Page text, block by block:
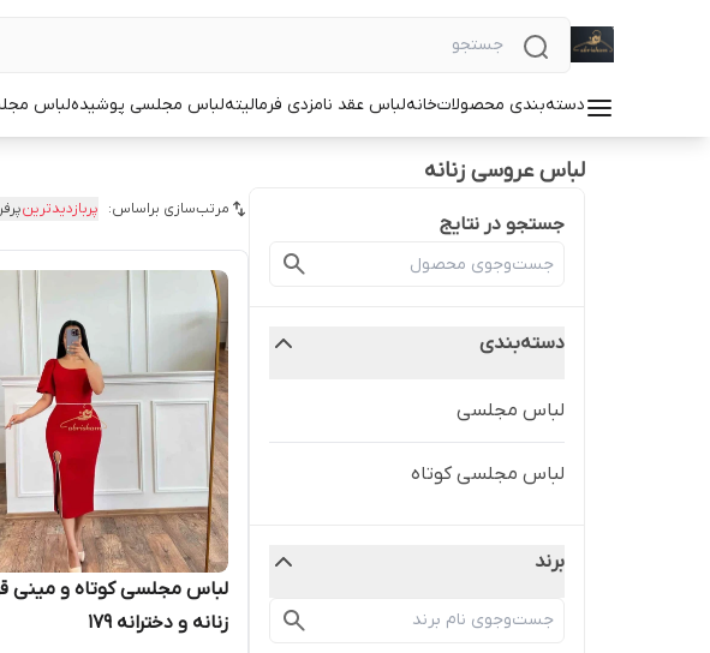
دسته‌بندی محصولاتخانهلباس عقد نامزدی فرمالیتهلباس مجلسی پوشیدهلباس
لباس عروسی زنانه
جستجو در نتایج
دسته‌بندی
لباس مجلسی
لباس مجلسی کوتاه
برند
مرتب‌سازی براساس: پربازدیدترین
لباس مجلسی کوتاه و مینی
زنانه و دخترانه ۱۷۹